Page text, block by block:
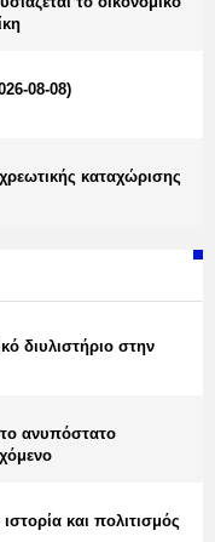
08-08)
καταχώρισης
διυλιστήριο στην
ανυπόστατο
και πολιτισμός